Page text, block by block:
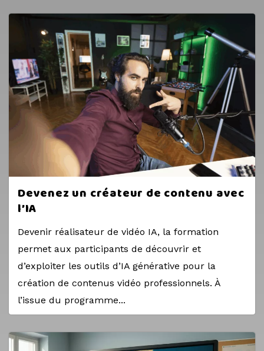
Devenez un créateur de contenu avec
l’IA
Devenir réalisateur de vidéo IA, la formation
permet aux participants de découvrir et
d’exploiter les outils d’IA générative pour la
création de contenus vidéo professionnels. À
l’issue du programme...